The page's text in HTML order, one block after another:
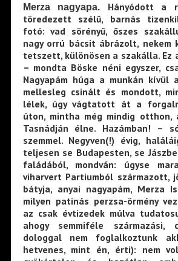
Merza nagyapa. Hányódott a
töredezett szélű, barnás
fotó: vad sörényű, őszes
nagy orrú bácsit ábrázolt, nekem
tetszett, különösen a szakálla. Ez
– mondta Böske néni egyszer,
Nagyapám húga a munkán kívül
mellesleg csinált és mondott,
lélek, úgy vágtatott át a
úton, mintha még mindig otthon,
Tasnádján élne. Hazámban! –
szemmel. Negyven(!) évig,
teljesen se Budapesten, se
faládából, mondván: úgyse
viharvert Partiumból
bátyja, anyai nagyapám, Merza
milyen patinás perzsa-örmény
az csak évtizedek múlva
ahogy semmiféle származási,
dologgal nem foglalkoztunk
hetvenes, mint én, érti): nem